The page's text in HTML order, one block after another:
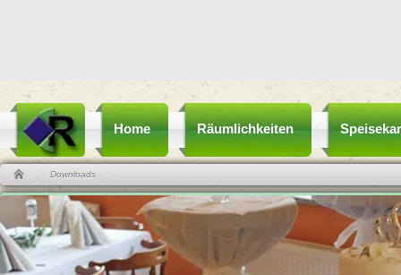
Home Räumlichkeiten
Downloads